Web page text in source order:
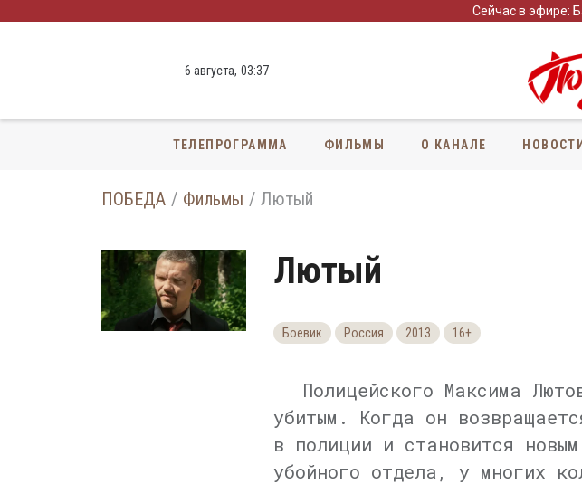
Сейчас в эфире:
6 августа, 03:37
ТЕЛЕПРОГРАММА ФИЛЬМЫ О КАНАЛЕ
ПОБЕДА Фильмы Лютый
Лютый
Боевик Россия 2013 16+
Полицейского Максима
убитым. Когда он
в полиции и становится
убойного отдела, у многих